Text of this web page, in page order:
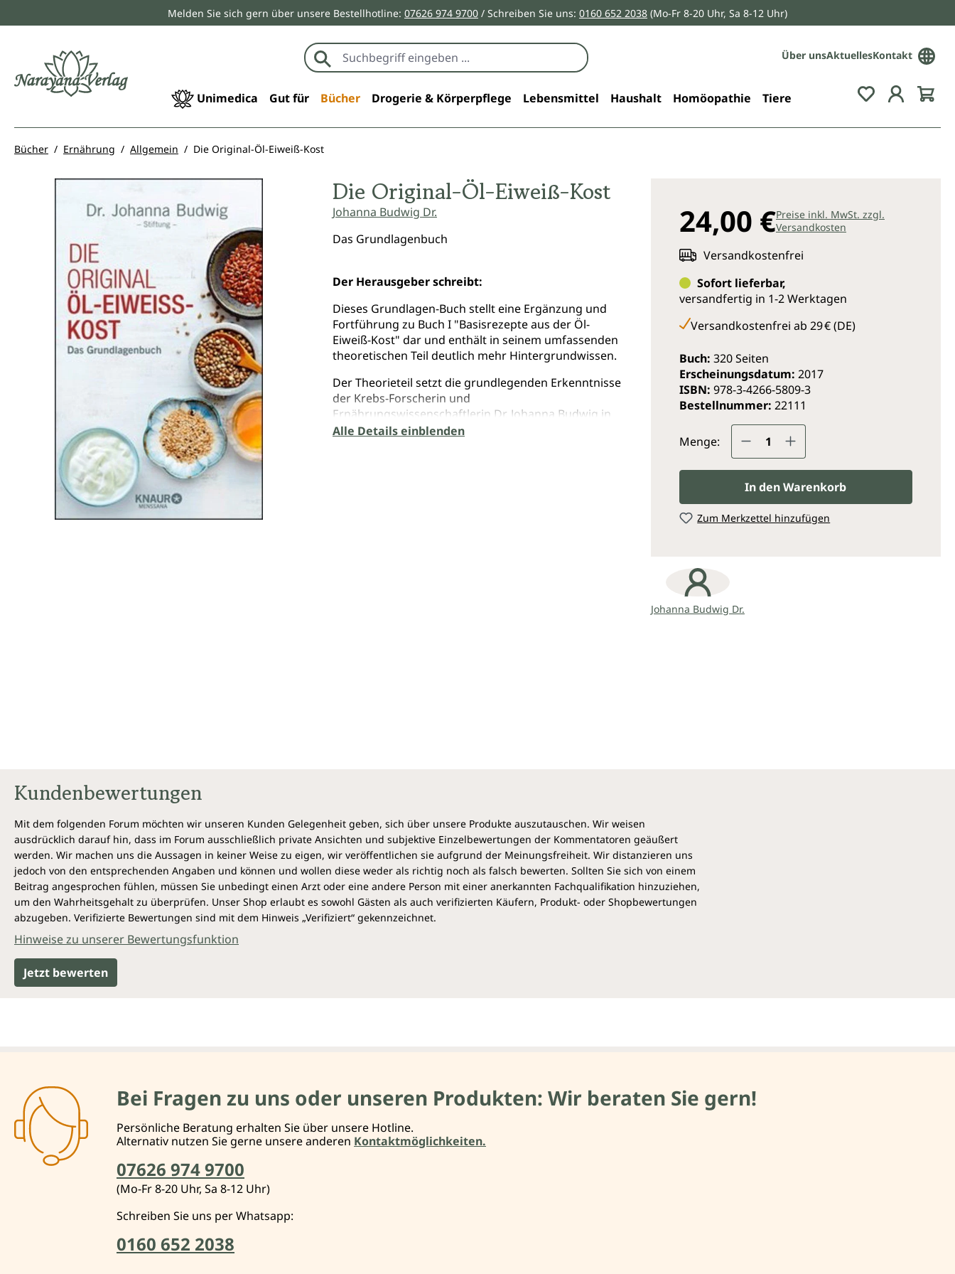
Zur Hauptnavigation springenMelden Sie sich gern über unsere Bestellhotline: 07626 974 9700 / Schreiben Sie uns: 0160 652 2038 (Mo-Fr 8-20 Uhr, Sa 8-12 Uhr)
Über unsAktuellesKontakt
Unimedica Gut für Bücher Drogerie & Körperpflege Lebensmittel Haushalt Homöopathie Tiere Du hast 0
Bücher Ernährung Allgemein Die Original-Öl-Eiweiß-Kost
Bildergalerie überspringen Die Original-Öl-Eiweiß-Kost
Johanna Budwig Dr.
Das Grundlagenbuch
Der Herausgeber schreibt:
Dieses Grundlagen-Buch stellt eine Ergänzung und
Fortführung zu Buch I "Basisrezepte aus der Öl-
Eiweiß-Kost" dar und enthält in seinem umfassenden
theoretischen Teil deutlich mehr Hintergrundwissen.
Der Theorieteil setzt die grundlegenden Erkenntnisse
der Krebs-Forscherin und
Ernährungswissenschaftlerin Dr. Johanna Budwig in
Bezug zu moderner wissenschaftlicher Forschung
Alle Details einblenden
24,00 €Preise inkl. MwSt. zzgl.
Versandkosten
Versandkostenfrei
Sofort lieferbar,
versandfertig in 1-2 Werktagen
Versandkostenfrei ab 29 € (DE)
Buch: 320 Seiten
Erscheinungsdatum: 2017
ISBN: 978-3-4266-5809-3
Bestellnummer: 22111
Menge: Produkt Anzahl: Gib den
In den Warenkorb
Zum Merkzettel hinzufügen
Johanna Budwig Dr.
Kundenbewertungen
Mit dem folgenden Forum möchten wir unseren Kunden Gelegenheit geben, sich über unsere Produkte auszutauschen. Wir weisen
ausdrücklich darauf hin, dass im Forum ausschließlich private Ansichten und subjektive Einzelbewertungen der Kommentatoren geäußert
werden. Wir machen uns die Aussagen in keiner Weise zu eigen, wir veröffentlichen sie aufgrund der Meinungsfreiheit. Wir distanzieren uns
jedoch von den entsprechenden Angaben und können und wollen diese weder als richtig noch als falsch bewerten. Sollten Sie sich von einem
Beitrag angesprochen fühlen, müssen Sie unbedingt einen Arzt oder eine andere Person mit einer anerkannten Fachqualifikation hinzuziehen,
um den Wahrheitsgehalt zu überprüfen. Unser Shop erlaubt es sowohl Gästen als auch verifizierten Käufern, Produkt- oder Shopbewertungen
abzugeben. Verifizierte Bewertungen sind mit dem Hinweis „Verifiziert“ gekennzeichnet.
Hinweise zu unserer Bewertungsfunktion
Jetzt bewerten
Bei Fragen zu uns oder unseren Produkten: Wir beraten Sie gern!
Persönliche Beratung erhalten Sie über unsere Hotline.
Alternativ nutzen Sie gerne unsere anderen Kontaktmöglichkeiten.
07626 974 9700
(Mo-Fr 8-20 Uhr, Sa 8-12 Uhr)
Schreiben Sie uns per Whatsapp:
0160 652 2038